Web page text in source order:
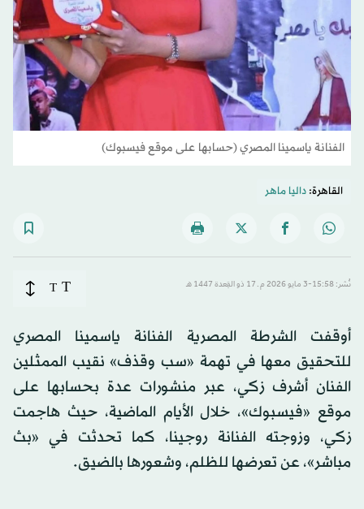
الفنانة ياسمينا المصري (حسابها على موقع فيسبوك)
القاهرة:داليا ماهر
نُشر: 15:58-3 مايو 2026 م ـ 17 ذو القِعدة 1447 هـ T
T
أوقفت الشرطة المصرية الفنانة ياسمينا المصري
للتحقيق معها في تهمة «سب وقذف» نقيب الممثلين
الفنان أشرف زكي، عبر منشورات عدة بحسابها على
موقع «فيسبوك»، خلال الأيام الماضية، حيث هاجمت
زكي، وزوجته الفنانة روجينا، كما تحدثت في «بث
مباشر»، عن تعرضها للظلم، وشعورها بالضيق.